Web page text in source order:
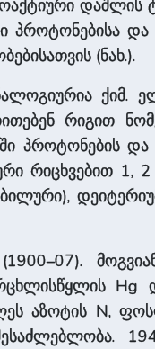
დაშლის
პროტონებისა და
(ნახ.).
ქიმ.
რიგით
პროტონების და
რიცხვებით 1,
Hg
აზოტის N,